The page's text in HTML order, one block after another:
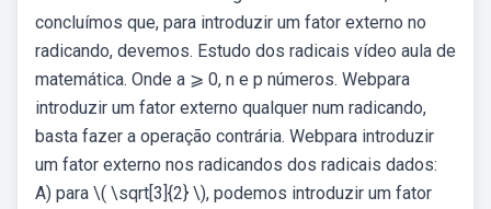
concluímos que, para introduzir um fator externo no
radicando, devemos. Estudo dos radicais vídeo aula de
matemática. Onde a ⩾ 0, n e p números. Webpara
introduzir um fator externo qualquer num radicando,
basta fazer a operação contrária. Webpara introduzir
um fator externo nos radicandos dos radicais dados:
A) para \( \sqrt[3]{2} \), podemos introduzir um fator